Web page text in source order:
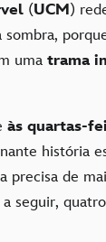
(UCM)
sombra,
uma trama
às quartas-
história
precisa de
seguir,